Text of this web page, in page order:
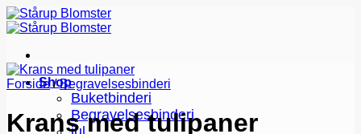
Fortsæt
til
Shop
Buketbinderi
Begravelsesbinderi
Forside / Begravelsesbinderi
Krans med tulipaner